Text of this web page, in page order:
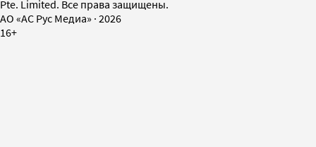
Pte. Limited. Все права защищены.
AO «АС Рус Медиа» · 2026
16+